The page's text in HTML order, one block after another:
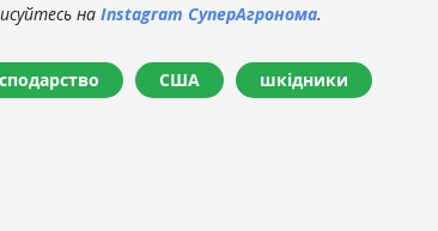
на Instagram СуперАгронома.
США шкідники